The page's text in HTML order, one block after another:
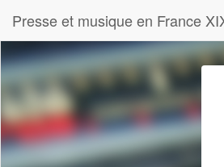
Presse et musique en France